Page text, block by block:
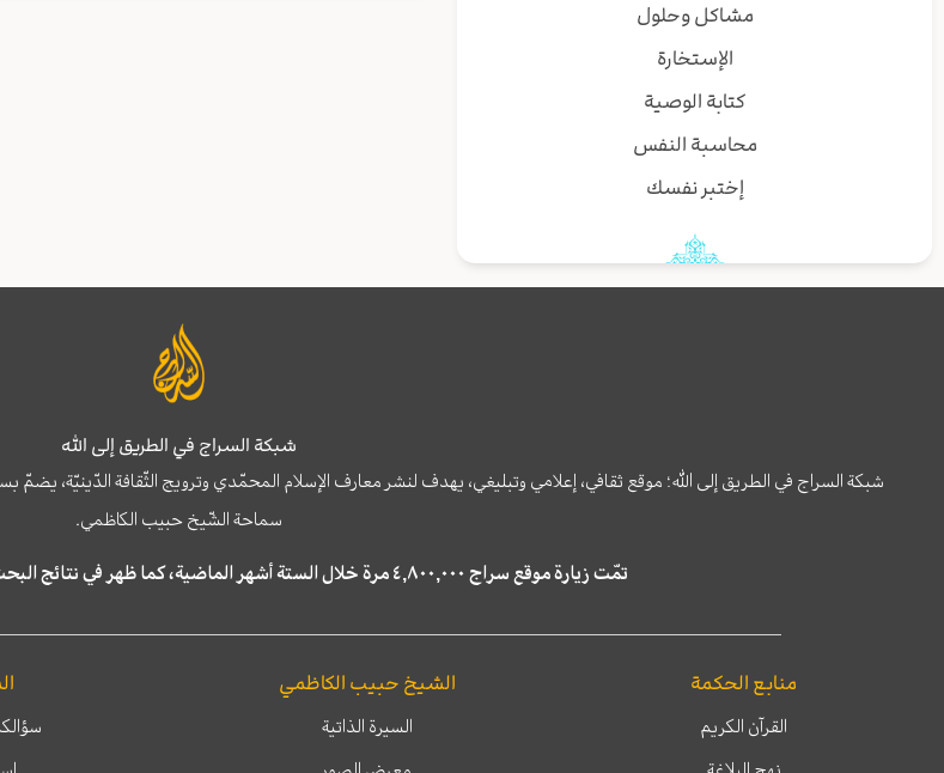
مشاكل وحلول
الإستخارة
كتابة الوصية
محاسبة النفس
إختبر نفسك
شبكة السراج في الطريق إلى الله
شبكة السراج في الطريق إلى الله؛ موقع ثقافي، إعلامي وتبليغي، يهدف لنشر معارف الإسلام المحمّدي وترويج الثّقافة الدّينيّة،
سماحة الشّيخ حبيب الكاظمي.
تمّت زيارة موقع سراج ٤,٨٠٠,٠٠٠ مرة خلال الستة أشهر الماضية، كما ظهر في نتائج البحث في محركات البحث٢٢,٢٩٠,٠٠٠ مرّة.
منابع الحكمة
القرآن الكريم
الشيخ حبيب الكاظمي
السيرة الذاتية